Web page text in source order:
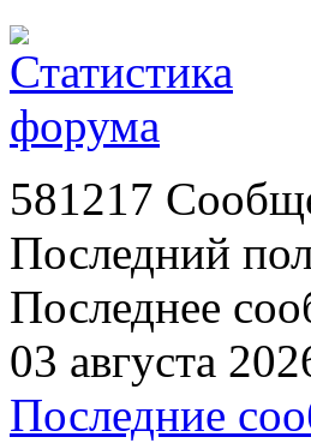
581217
Последний
Последнее
03 августа
Последние